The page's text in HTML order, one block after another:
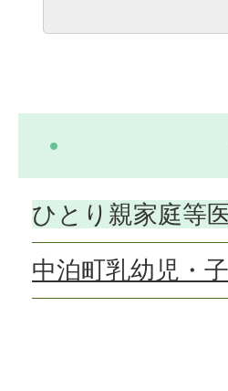
ひとり親家庭等
中泊町乳幼児・